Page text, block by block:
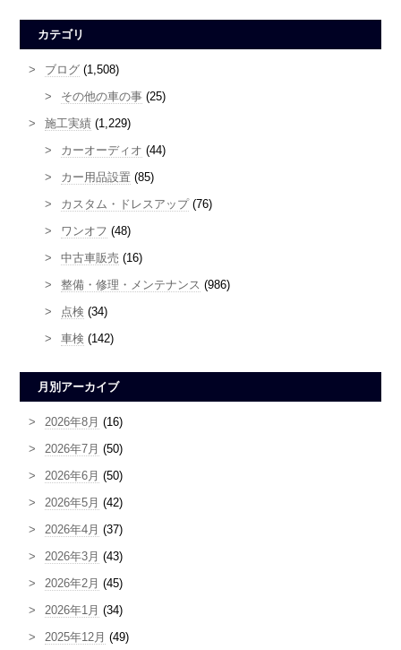
カテゴリ
ブログ (1,508)
その他の車の事 (25)
施工実績 (1,229)
カーオーディオ (44)
カー用品設置 (85)
カスタム・ドレスアップ(76)
ワンオフ (48)
中古車販売 (16)
整備・修理・メンテナンス (986)
点検 (34)
車検 (142)
月別アーカイブ
2026年8月 (16)
2026年7月 (50)
2026年6月 (50)
2026年5月 (42)
2026年4月 (37)
2026年3月 (43)
2026年2月 (45)
2026年1月 (34)
2025年12月 (49)